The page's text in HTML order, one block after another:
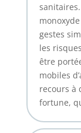
gestes
les
être
mobiles
recours à
fortune,